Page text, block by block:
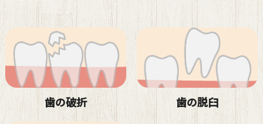
歯の破折 歯の脱臼